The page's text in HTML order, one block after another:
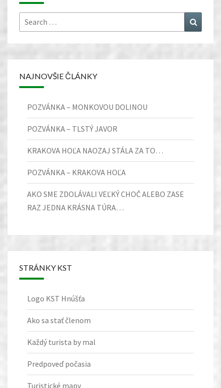
Search
for:
NAJNOVŠIE ČLÁNKY
POZVÁNKA – MONKOVOU DOLINOU
POZVÁNKA – TLSTÝ JAVOR
KRAKOVA HOĽA NAOZAJ STÁLA ZA TO…
POZVÁNKA – KRAKOVA HOĽA
AKO SME ZDOLÁVALI VEĽKÝ CHOČ ALEBO ZASE
RAZ JEDNA KRÁSNA TÚRA…
STRÁNKY KST
Logo KST Hnúšťa
Ako sa stať členom
Každý turista by mal
Predpoveď počasia
Turistické mapy